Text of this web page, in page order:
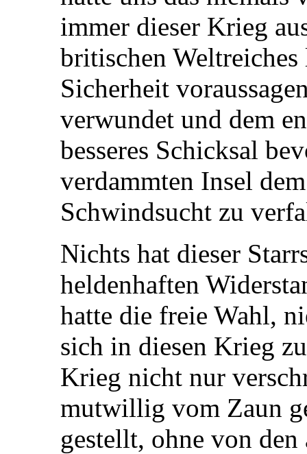
immer dieser Krieg
britischen
Sicherheit
verwundet und dem
besseres Schicksal
verdammten Insel
Schwindsucht zu
Nichts hat dieser
heldenhaften
hatte die freie Wahl,
sich in diesen Krieg
Krieg nicht nur
mutwillig vom Zaun
gestellt, ohne von